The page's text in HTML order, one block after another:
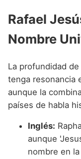
Rafael
Nombre
La profundidad
tenga resonancia
aunque la
países de habla
Inglés:
aunque
nombre en